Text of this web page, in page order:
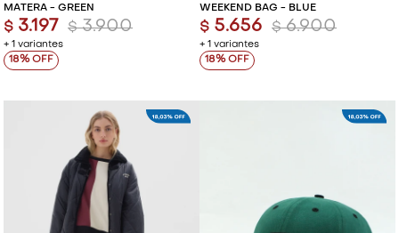
MATERA - GREEN
+ 1 variantes
$ 3.197 $ 3.900
18
WEEKEND BAG - BLUE
+ 1 variantes
$ 5.656 $ 6.900
18